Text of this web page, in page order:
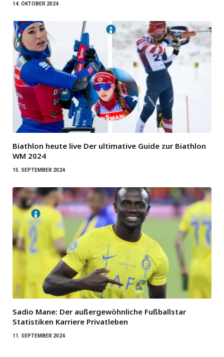
14. OKTOBER 2024
Biathlon heute live Der ultimative Guide zur Biathlon
WM 2024
15. SEPTEMBER 2024
Sadio Mane: Der außergewöhnliche Fußballstar
Statistiken Karriere Privatleben
11. SEPTEMBER 2024